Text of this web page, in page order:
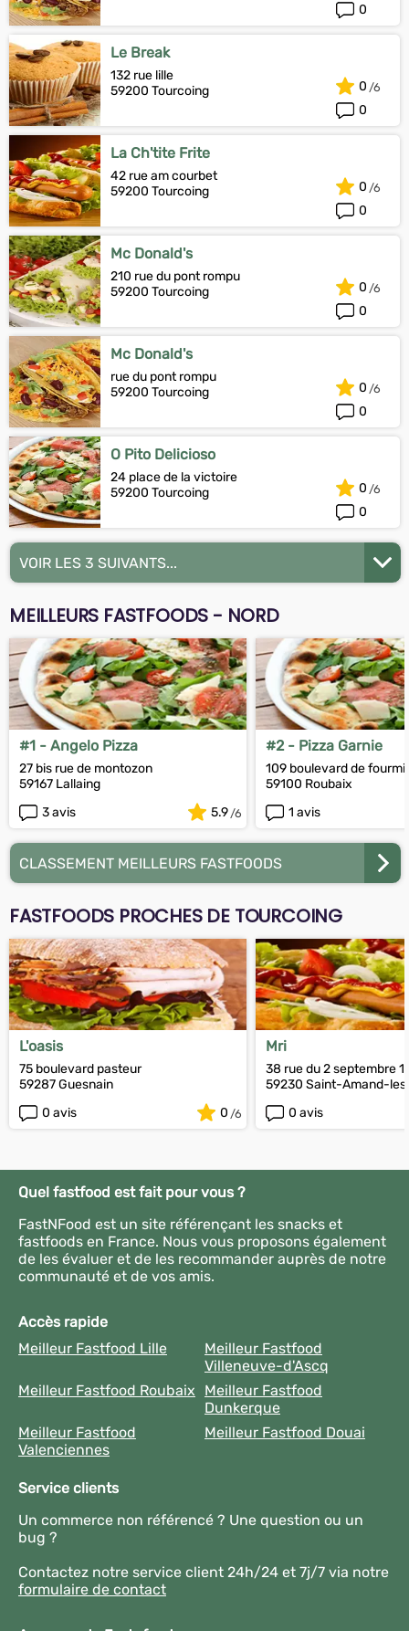
0
Le Break
132 rue lille
59200 Tourcoing
0
0
La Ch'tite Frite
42 rue am courbet
59200 Tourcoing
0
0
Mc Donald's
210 rue du pont rompu
59200 Tourcoing
0
0
Mc Donald's
rue du pont rompu
59200 Tourcoing
0
0
O Pito Delicioso
24 place de la victoire
59200 Tourcoing
0
0
VOIR LES 3 SUIVANTS...
MEILLEURS FASTFOODS - NORD
#1 - Angelo Pizza
27 bis rue de montozon
59167 Lallaing
3 avis
5.9
#2 - Pizza Garnie
109 boulevard de
59100 Roubaix
1 avis
CLASSEMENT MEILLEURS FASTFOODS
FASTFOODS PROCHES DE TOURCOING
L'oasis
75 boulevard pasteur
59287 Guesnain
0 avis
0
Mri
38 rue du 2 septembre
59230 Saint-Amand-
0 avis
Quel fastfood est fait pour vous ?
FastNFood est un site référençant les snacks et
fastfoods en France. Nous vous proposons également
de les évaluer et de les recommander auprès de notre
communauté et de vos amis.
Accès rapide
Meilleur Fastfood Lille
Meilleur Fastfood
Villeneuve-d'Ascq
Meilleur Fastfood Roubaix
Meilleur Fastfood
Dunkerque
Meilleur Fastfood
Valenciennes
Meilleur Fastfood Douai
Service clients
Un commerce non référencé ? Une question ou un
bug ?
Contactez notre service client 24h/24 et 7j/7 via notre
formulaire de contact